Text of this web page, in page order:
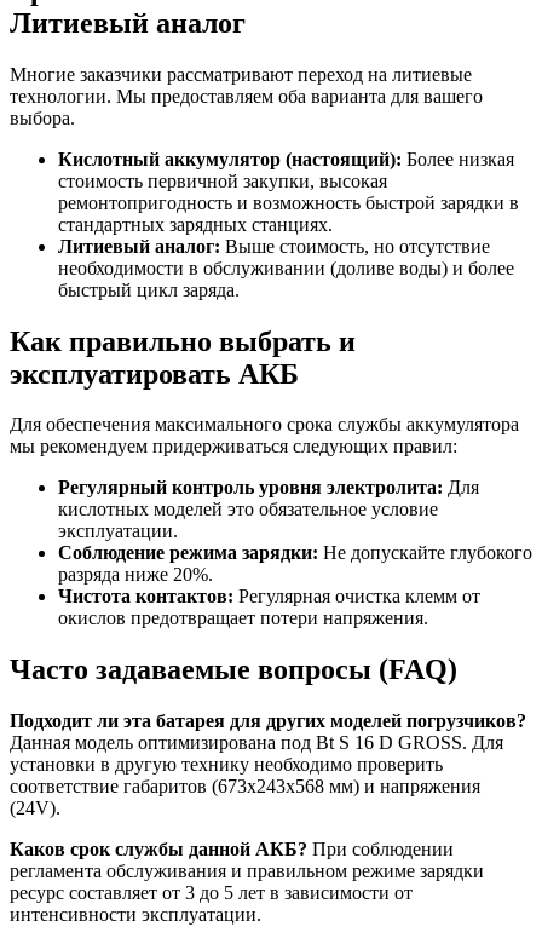
Литиевый аналог
Многие заказчики рассматривают переход на литиевые
технологии. Мы предоставляем оба варианта для вашего
выбора.
Кислотный аккумулятор (настоящий): Более низкая
стоимость первичной закупки, высокая
ремонтопригодность и возможность быстрой зарядки в
стандартных зарядных станциях.
Литиевый аналог: Выше стоимость, но отсутствие
необходимости в обслуживании (доливе воды) и более
быстрый цикл заряда.
Как правильно выбрать и
эксплуатировать АКБ
Для обеспечения максимального срока службы аккумулятора
мы рекомендуем придерживаться следующих правил:
Регулярный контроль уровня электролита: Для
кислотных моделей это обязательное условие
эксплуатации.
Соблюдение режима зарядки: Не допускайте глубокого
разряда ниже 20%.
Чистота контактов: Регулярная очистка клемм от
окислов предотвращает потери напряжения.
Часто задаваемые вопросы (FAQ)
Подходит ли эта батарея для других моделей погрузчиков?
Данная модель оптимизирована под Bt S 16 D GROSS. Для
установки в другую технику необходимо проверить
соответствие габаритов (673х243х568 мм) и напряжения
(24V).
Каков срок службы данной АКБ? При соблюдении
регламента обслуживания и правильном режиме зарядки
ресурс составляет от 3 до 5 лет в зависимости от
интенсивности эксплуатации.